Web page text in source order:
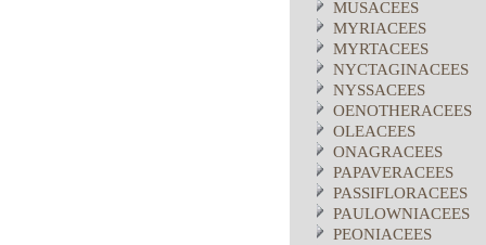
MUSACEES
MYRIACEES
MYRTACEES
NYCTAGINACEES
NYSSACEES
OENOTHERACEES
OLEACEES
ONAGRACEES
PAPAVERACEES
PASSIFLORACEES
PAULOWNIACEES
PEONIACEES